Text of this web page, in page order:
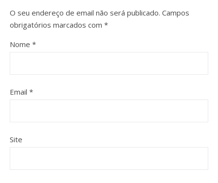
O seu endereço de email não será publicado. Campos
obrigatórios marcados com *
Nome *
Email *
Site